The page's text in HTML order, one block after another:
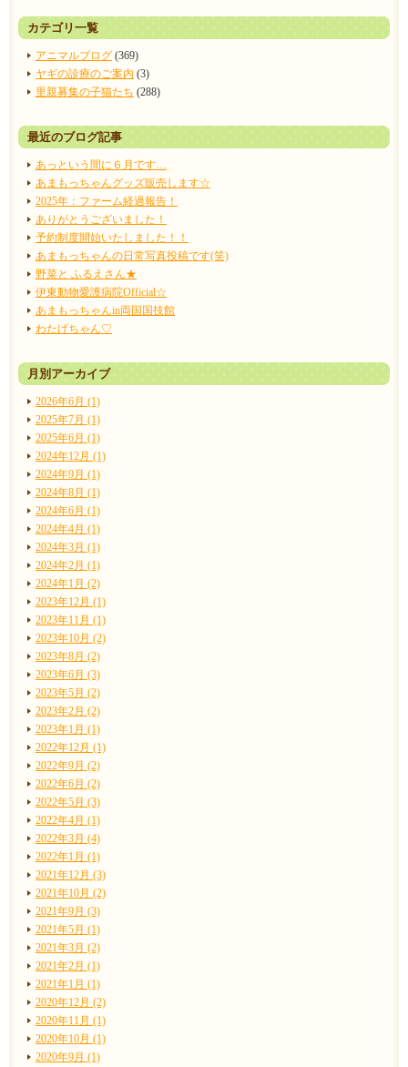
カテゴリ一覧
アニマルブログ (369)
ヤギの診療のご案内 (3)
里親募集の子猫たち (288)
最近のブログ記事
あっという間に６月です…
あまもっちゃんグッズ販売します☆
2025年：ファーム経過報告！
ありがとうございました！
予約制度開始いたしました！！
あまもっちゃんの日常写真投稿です(笑)
野菜と ふるえさん★
伊東動物愛護病院Official☆
あまもっちゃんin両国国技館
わたげちゃん♡
月別アーカイブ
2026年6月 (1)
2025年7月 (1)
2025年6月 (1)
2024年12月 (1)
2024年9月 (1)
2024年8月 (1)
2024年6月 (1)
2024年4月 (1)
2024年3月 (1)
2024年2月 (1)
2024年1月 (2)
2023年12月 (1)
2023年11月 (1)
2023年10月 (2)
2023年8月 (2)
2023年6月 (3)
2023年5月 (2)
2023年2月 (2)
2023年1月 (1)
2022年12月 (1)
2022年9月 (2)
2022年6月 (2)
2022年5月 (3)
2022年4月 (1)
2022年3月 (4)
2022年1月 (1)
2021年12月 (3)
2021年10月 (2)
2021年9月 (3)
2021年5月 (1)
2021年3月 (2)
2021年2月 (1)
2021年1月 (1)
2020年12月 (2)
2020年11月 (1)
2020年10月 (1)
2020年9月 (1)